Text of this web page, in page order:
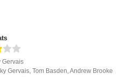
Gervais
Gervais,Tom Basden,Andrew Brooke